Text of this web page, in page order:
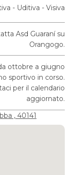
- Uditiva - Visiva
Asd Guaraní su
Orangogo.
ottobre a giugno
sportivo in corso.
per il calendario
aggiornato.
, 40141